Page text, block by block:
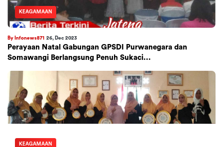
KEAGAMAAN
By Infonews871 26, Dec 2023
Perayaan Natal Gabungan GPSDI Purwanegara dan
Somawangi Berlangsung Penuh Sukaci...
KEAGAMAAN